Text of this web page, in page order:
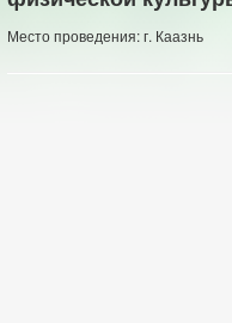
Место проведения: г. Каазнь